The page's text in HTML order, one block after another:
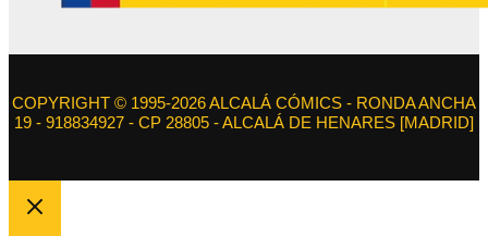
COPYRIGHT © 1995-2026 ALCALÁ CÓMICS - RONDA ANCHA
19 - 918834927 - CP 28805 - ALCALÁ DE HENARES [MADRID]